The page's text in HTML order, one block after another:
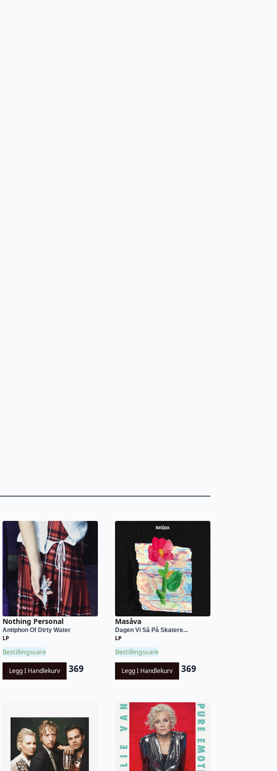
Nothing Personal
Antiphon Of Dirty Water
LP
Bestillingsvare
Legg I Handlekurv 369
Masåva
Dagen Vi Så På Skatere...
LP
Bestillingsvare
Legg I Handlekurv 369